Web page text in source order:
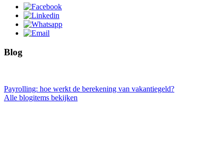
Blog
Payrolling: hoe werkt de berekening van vakantiegeld?
Alle blogitems bekijken